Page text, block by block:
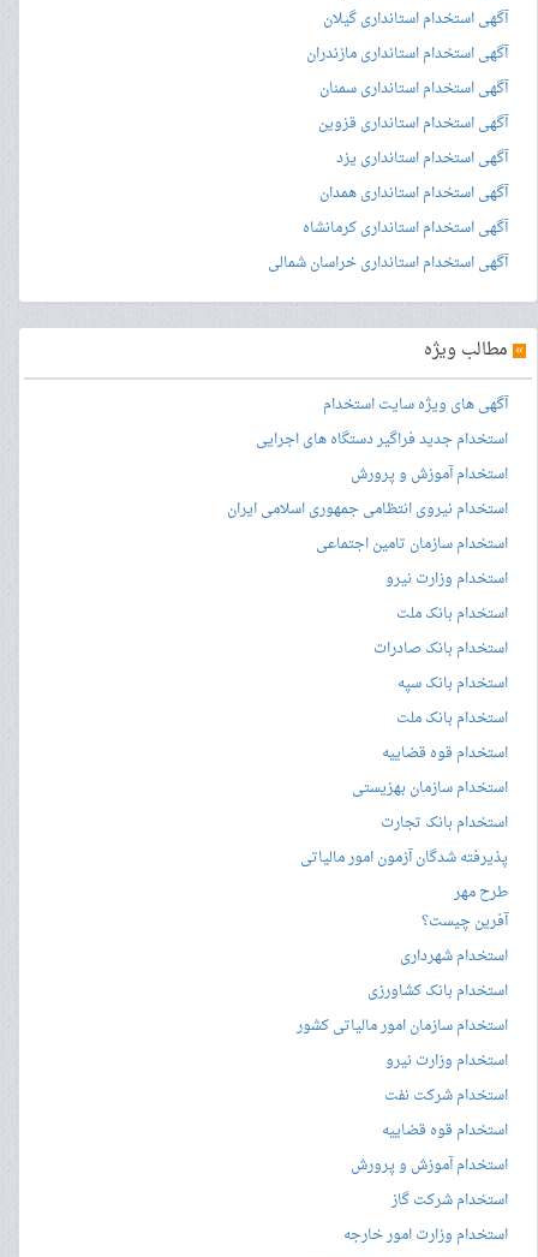
آگهی استخدام استانداری گیلان
آگهی استخدام استانداری مازندران
آگهی استخدام استانداری سمنان
آگهی استخدام استانداری قزوین
آگهی استخدام استانداری یزد
آگهی استخدام استانداری همدان
آگهی استخدام استانداری کرمانشاه
آگهی استخدام استانداری خراسان شمالی
» مطالب ویژه
آگهی های ویژه سایت استخدام
استخدام جدید فراگیر دستگاه های اجرایی
استخدام آموزش و پرورش
استخدام نیروی انتظامی جمهوری اسلامی ایران
استخدام سازمان تامین اجتماعی
استخدام وزارت نیرو
استخدام بانک ملت
استخدام بانک صادرات
استخدام بانک سپه
استخدام بانک ملت
استخدام قوه قضاییه
استخدام سازمان بهزیستی
استخدام بانک تجارت
پذیرفته شدگان آزمون امور مالیاتی
طرح مهر
آفرین چیست؟
استخدام شهرداری
استخدام بانک کشاورزی
استخدام سازمان امور مالیاتی کشور
استخدام وزارت نیرو
استخدام شرکت نفت
استخدام قوه قضاییه
استخدام آموزش و پرورش
استخدام شرکت گاز
استخدام وزارت امور خارجه